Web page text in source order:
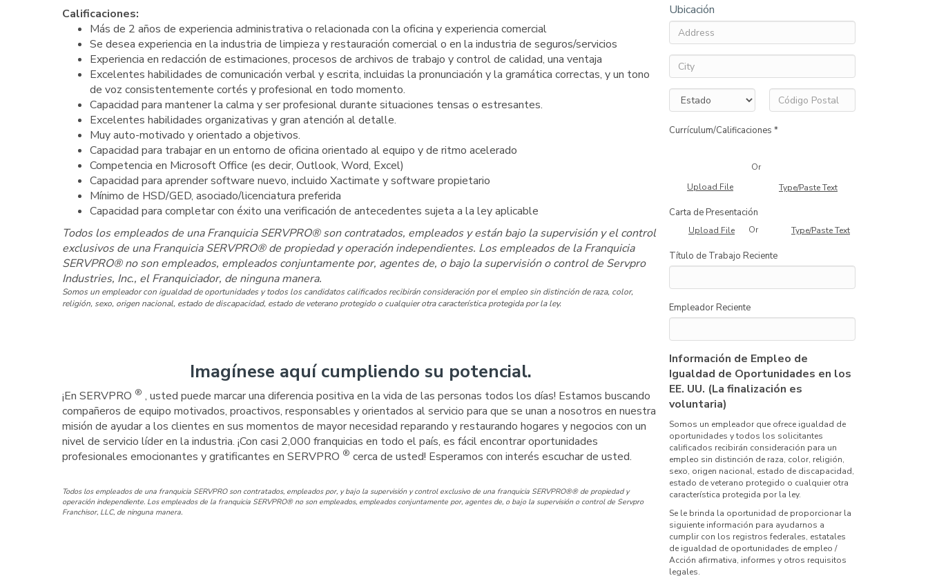
Calificaciones:
Más de 2 años de experiencia administrativa o relacionada con la oficina y experiencia comercial
Se desea experiencia en la industria de limpieza y restauración comercial o en la industria de seguros/servicios
Experiencia en redacción de estimaciones, procesos de archivos de trabajo y control de calidad, una ventaja
Excelentes habilidades de comunicación verbal y escrita, incluidas la pronunciación y la gramática correctas, y un tono
de voz consistentemente cortés y profesional en todo momento.
Capacidad para mantener la calma y ser profesional durante situaciones tensas o estresantes.
Excelentes habilidades organizativas y gran atención al detalle.
Muy auto-motivado y orientado a objetivos.
Capacidad para trabajar en un entorno de oficina orientado al equipo y de ritmo acelerado
Competencia en Microsoft Office (es decir, Outlook, Word, Excel)
Capacidad para aprender software nuevo, incluido Xactimate y software propietario
Mínimo de HSD/GED, asociado/licenciatura preferida
Capacidad para completar con éxito una verificación de antecedentes sujeta a la ley aplicable
Todos los empleados de una Franquicia SERVPRO® son contratados, empleados y están bajo la supervisión y el control
exclusivos de una Franquicia SERVPRO® de propiedad y operación independientes. Los empleados de la Franquicia
SERVPRO® no son empleados, empleados conjuntamente por, agentes de, o bajo la supervisión o control de Servpro
Industries, Inc., el Franquiciador, de ninguna manera.
Somos un empleador con igualdad de oportunidades y todos los candidatos calificados recibirán consideración por el empleo sin distinción de raza, color,
religión, sexo, origen nacional, estado de discapacidad, estado de veterano protegido o cualquier otra característica protegida por la ley.
Imagínese aquí cumpliendo su potencial.
¡En SERVPRO ® , usted puede marcar una diferencia positiva en la vida de las personas todos los días! Estamos buscando
compañeros de equipo motivados, proactivos, responsables y orientados al servicio para que se unan a nosotros en nuestra
misión de ayudar a los clientes en sus momentos de mayor necesidad reparando y restaurando hogares y negocios con un
nivel de servicio líder en la industria. ¡Con casi 2,000 franquicias en todo el país, es fácil encontrar oportunidades
profesionales emocionantes y gratificantes en SERVPRO ® cerca de usted! Esperamos con interés escuchar de usted.
Todos los empleados de una franquicia SERVPRO son contratados, empleados por, y bajo la supervisión y control exclusivo de una franquicia SERVPRO®® de propiedad y
operación independiente. Los empleados de la franquicia SERVPRO® no son empleados, empleados conjuntamente por, agentes de, o bajo la supervisión o control de Servpro
Franchisor, LLC, de ninguna manera.
Ubicación
Currículum/Calificaciones *
Upload File
Or
Type/Paste Text
Carta de Presentación
Upload File Or Type/Paste Text
Título de Trabajo Reciente
Empleador Reciente
Información de Empleo de
Igualdad de Oportunidades en los
EE. UU. (La finalización es
voluntaria)
Somos un empleador que ofrece igualdad de
oportunidades y todos los solicitantes
calificados recibirán consideración para un
empleo sin distinción de raza, color, religión,
sexo, origen nacional, estado de discapacidad,
estado de veterano protegido o cualquier otra
característica protegida por la ley.
Se le brinda la oportunidad de proporcionar la
siguiente información para ayudarnos a
cumplir con los registros federales, estatales
de igualdad de oportunidades de empleo /
Acción afirmativa, informes y otros requisitos
legales.